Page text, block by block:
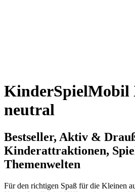
KinderSpielMobil
neutral
Bestseller, Aktiv &
Kinderattraktionen,
Themenwelten
Für den richtigen Spaß für die Kleinen